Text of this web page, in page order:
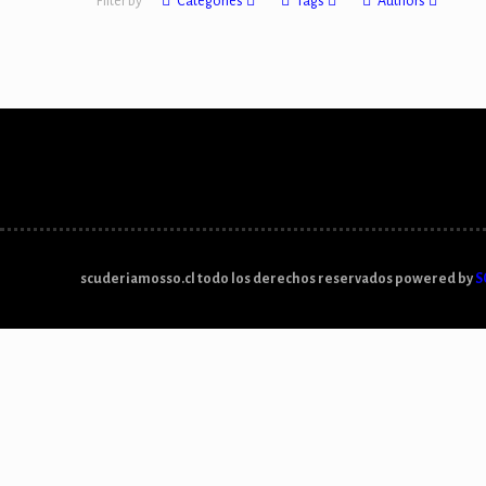
scuderiamosso.cl todo los derechos reservados powered by